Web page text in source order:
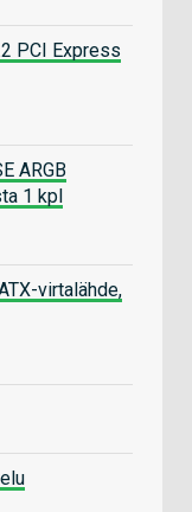
PCI Express
ARGB
1 kpl
virtalähde,